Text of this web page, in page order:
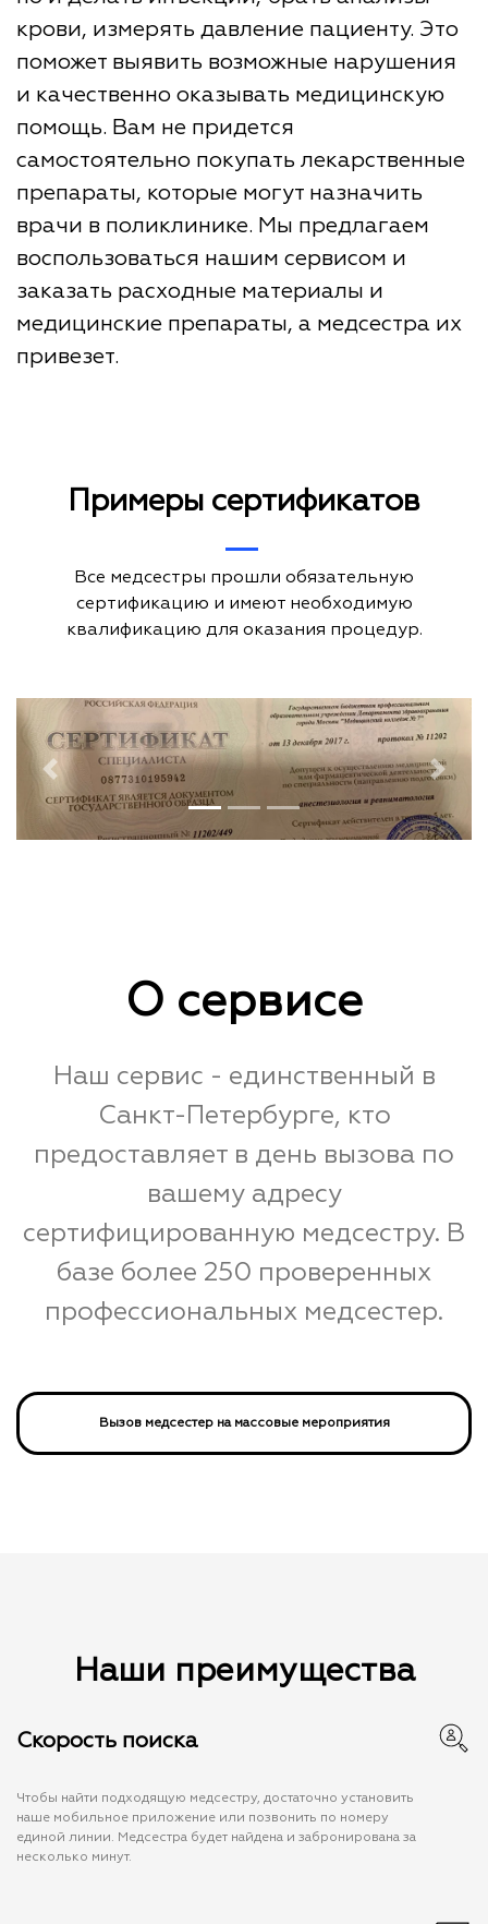
крови, измерять давление пациенту. Это
поможет выявить возможные нарушения
и качественно оказывать медицинскую
помощь. Вам не придется
самостоятельно покупать лекарственные
препараты, которые могут назначить
врачи в поликлинике. Мы предлагаем
воспользоваться нашим сервисом и
заказать расходные материалы и
медицинские препараты, а медсестра их
привезет.
Примеры сертификатов
Все медсестры прошли обязательную
сертификацию и имеют необходимую
квалификацию для оказания процедур.
Previous Next
О сервисе
Наш сервис - единственный в
Санкт-Петербурге, кто
предоставляет в день вызова по
вашему адресу
сертифицированную медсестру. В
базе более 250 проверенных
профессиональных медсестер.
Вызов медсестер на массовые мероприятия
Наши преимущества
Скорость поиска
Чтобы найти подходящую медсестру, достаточно установить
наше мобильное приложение или позвонить по номеру
единой линии. Медсестра будет найдена и забронирована за
несколько минут.